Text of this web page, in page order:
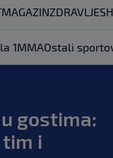
MAGAZINZDRAVLJE
1MMAOstali
gostima:
tim i